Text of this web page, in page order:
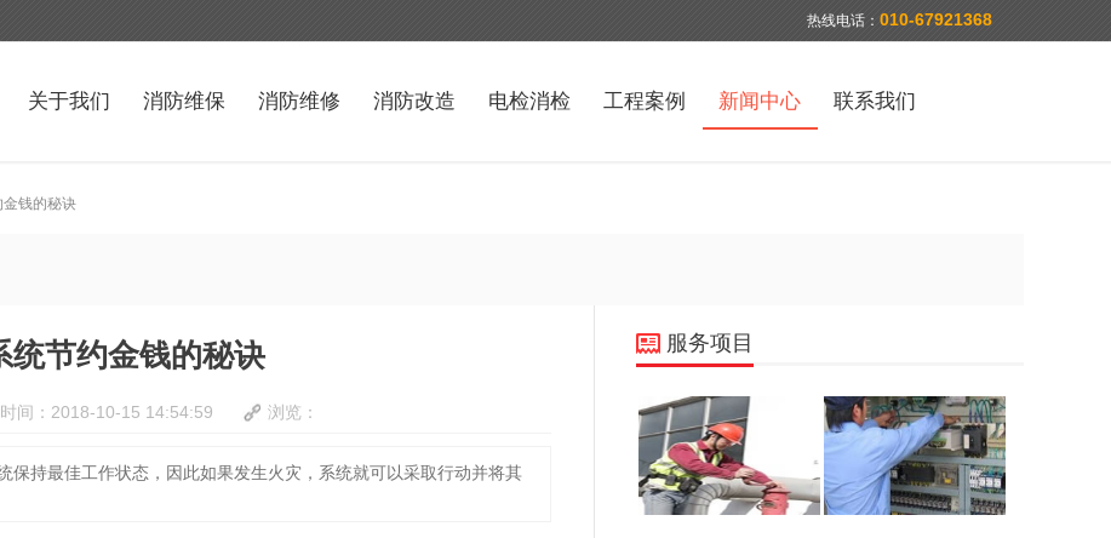
热线电话： 010-67921368
关于我们 消防维保 消防维修 消防改造 电检消检 工程案例 新闻中心 联系我们
钱的秘诀
统节约金钱的秘诀
时间：2018-10-15 14:54:59 浏览：
保持最佳工作状态，因此如果发生火灾，系统就可以采取行动并将其
服务项目